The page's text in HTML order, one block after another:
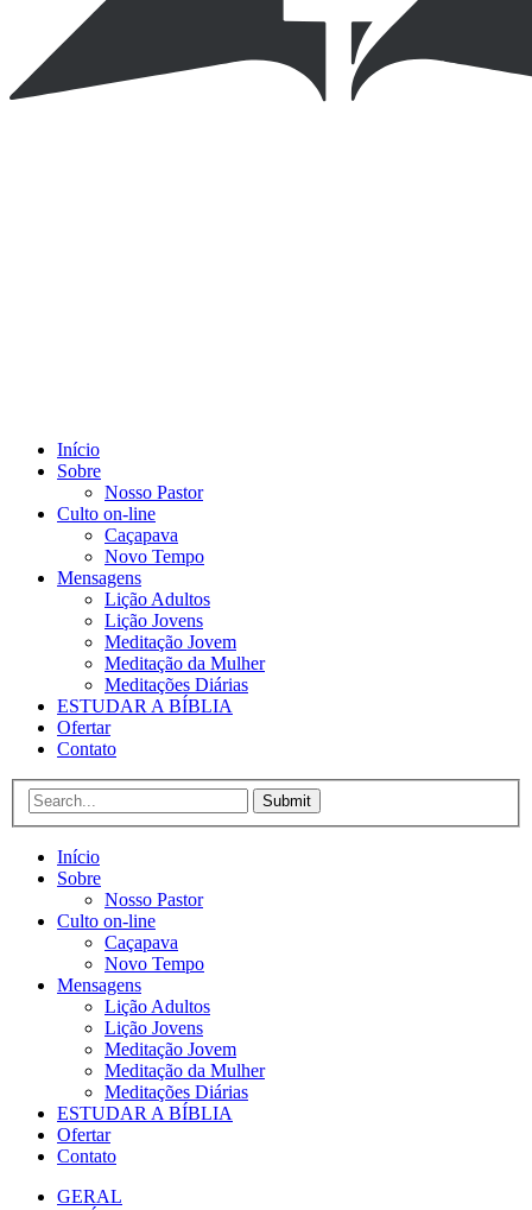
Início
Sobre
Nosso Pastor
Culto on-line
Caçapava
Novo Tempo
Mensagens
Lição Adultos
Lição Jovens
Meditação Jovem
Meditação da Mulher
Meditações Diárias
ESTUDAR A BÍBLIA
Ofertar
Contato
Submit
Início
Sobre
Nosso Pastor
Culto on-line
Caçapava
Novo Tempo
Mensagens
Lição Adultos
Lição Jovens
Meditação Jovem
Meditação da Mulher
Meditações Diárias
ESTUDAR A BÍBLIA
Ofertar
Contato
GERAL